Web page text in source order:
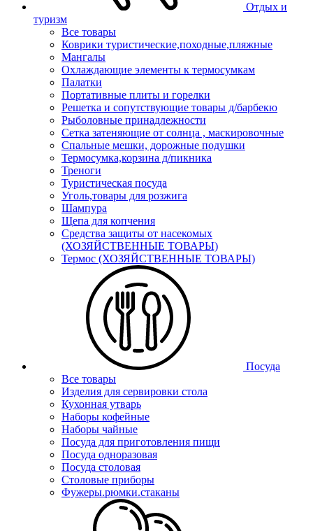
Отдых и
туризм
Все товары
Коврики туристические,походные,пляжные
Мангалы
Охлаждающие элементы к термосумкам
Палатки
Портативные плиты и горелки
Решетка и сопутствующие товары д/барбекю
Рыболовные принадлежности
Сетка затеняющие от солнца , маскировочные
Спальные мешки, дорожные подушки
Термосумка,корзина д/пикника
Треноги
Туристическая посуда
Уголь,товары для розжига
Шампура
Щепа для копчения
Средства защиты от насекомых
(ХОЗЯЙСТВЕННЫЕ ТОВАРЫ)
Термос (ХОЗЯЙСТВЕННЫЕ ТОВАРЫ)
Посуда
Все товары
Изделия для сервировки стола
Кухонная утварь
Наборы кофейные
Наборы чайные
Посуда для приготовления пищи
Посуда одноразовая
Посуда столовая
Столовые приборы
Фужеры.рюмки.стаканы